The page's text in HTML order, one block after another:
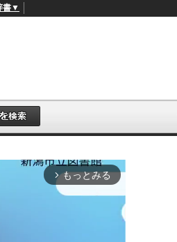
書▼
arrow_forward_ios もっとみる